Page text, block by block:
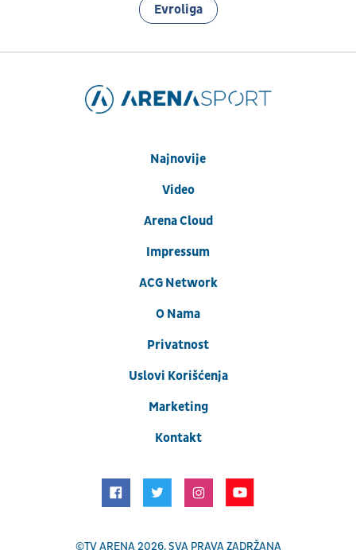
Evroliga
Najnovije
Video
Arena Cloud
Impressum
ACG Network
O Nama
Privatnost
Uslovi Korišćenja
Marketing
Kontakt
©TV ARENA2026. SVA PRAVA ZADRŽANA